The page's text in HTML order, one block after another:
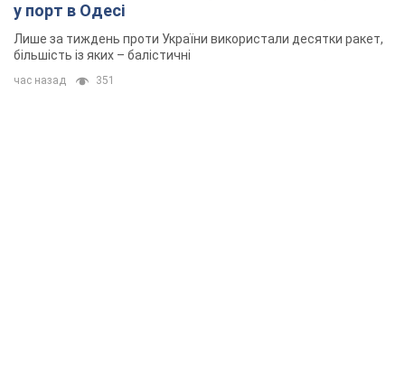
у порт в Одесі
Лише за тиждень проти України використали десятки ракет,
більшість із яких – балістичні
час назад 351